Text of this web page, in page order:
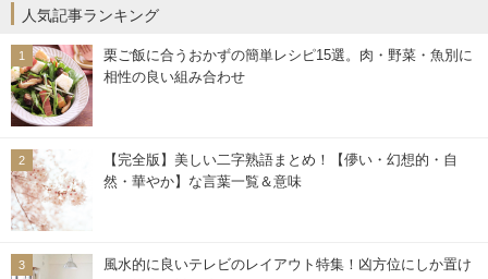
人気記事ランキング
栗ご飯に合うおかずの簡単レシピ15選。肉・野菜・魚別に
相性の良い組み合わせ
【完全版】美しい二字熟語まとめ！【儚い・幻想的・自
然・華やか】な言葉一覧＆意味
風水的に良いテレビのレイアウト特集！凶方位にしか置け